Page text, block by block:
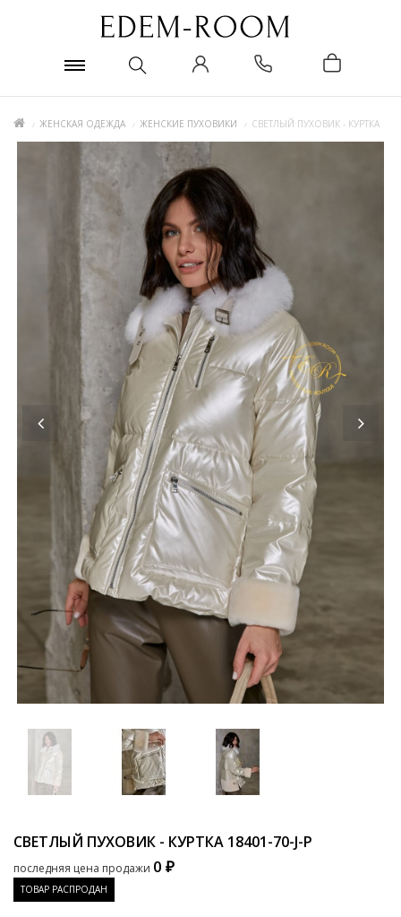
ЖЕНСКАЯ ОДЕЖДА ЖЕНСКИЕ ПУХОВИКИ СВЕТЛЫЙ ПУХОВИК - КУРТКА
СВЕТЛЫЙ ПУХОВИК - КУРТКА 18401-70-J-P
последняя цена продажи 0 ₽
ТОВАР РАСПРОДАН